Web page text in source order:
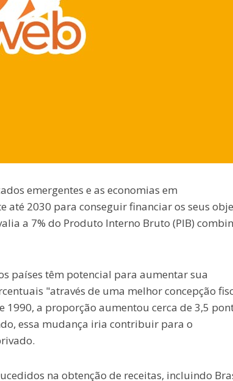
emergentes e as economias em
até 2030 para conseguir financiar os seus
a 7% do Produto Interno Bruto (PIB)
países têm potencial para aumentar sua
"através de uma melhor concepção
a proporção aumentou cerca de 3,5
essa mudança iria contribuir para o
na obtenção de receitas, incluindo